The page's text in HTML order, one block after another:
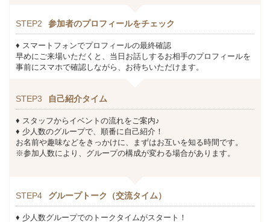
STEP2 参加者のプロフィールをチェック
♦ スマートフォンでプロフィールの最終確認
早めにご来場いただくと、当日お話しするお相手のプロフィールを
事前にスマホで確認しながら、お待ちいただけます。
STEP3 自己紹介タイム
♦ スタッフからイベントの流れをご案内♪
♦ 少人数のグループで、順番に自己紹介！
お名前や趣味などをきっかけに、まずはお互いを知る時間です。
※参加人数により、グループの構成が変わる場合があります。
STEP4 グループトーク（交流タイム）
♦ 少人数グループでのトークタイムがスタート！